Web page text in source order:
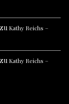
zu Kathy Reichs –
zu Kathy Reichs –